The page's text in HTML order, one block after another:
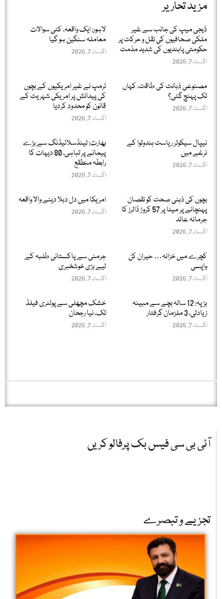
مزید تحاریر
ڈیجی میپ کی جانب سے غیر
ملکی صحافیوں کی نقل و حرکت پر
حکومتی پابندیوں کی شدید مذمت
اگست 7, 2026
لاہور: ایک واقعہ، کئی سوالات
معاملہ سنگین ہو گیا
اگست 7, 2026
مصنوعی ذہانت کی طاقت، کہاں
تک پہنچ گئی؟
اگست 7, 2026
ٹرمپ نے غیر امریکیوں کے بچوں
کی پیدائش پر امریکی شہریت کے
قانون کو محدود کردیا
اگست 7, 2026
نیپال سیکولر ریاست ہندوتوا کے
نرغے میں
اگست 7, 2026
بھارت: لینڈسلائیڈنگ سے بڑے
پیمانے پر تباہی، 80 دیہات کا
رابطہ منطقع
اگست 7, 2026
بچوں کی ذہنی صحت کو نقصان
پہنچانے پر میٹا پر 57 کروڑ ڈالرز کا
جرمانہ عائد
اگست 7, 2026
امریکا میں دل دہلا دینے والا واقعہ
اگست 7, 2026
کچرے میں خزانہ… حیران کن
واپسی
اگست 7, 2026
جرمنی سے پاکستانی طلبہ کے
لیے بڑی خوشخبری
اگست 7, 2026
ہڑپہ: 12 سالہ بچے سے مبینہ
زیادتی، 3 ملزمان گرفتار
اگست 7, 2026
خشک مچھلی سے پولٹری فیلڈ
تک، نیا رجحان
اگست 7, 2026
آئی بی سی فیس بک پرفالو کریں
تجزیے و تبصرے